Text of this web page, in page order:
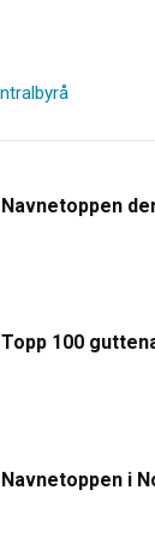
Navnetoppen
Topp 100
Navnetoppen i